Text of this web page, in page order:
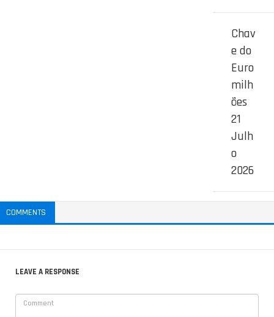
Chav
e do
Euro
milh
ões
21
Julh
o
2026
COMMENTS
LEAVE A RESPONSE